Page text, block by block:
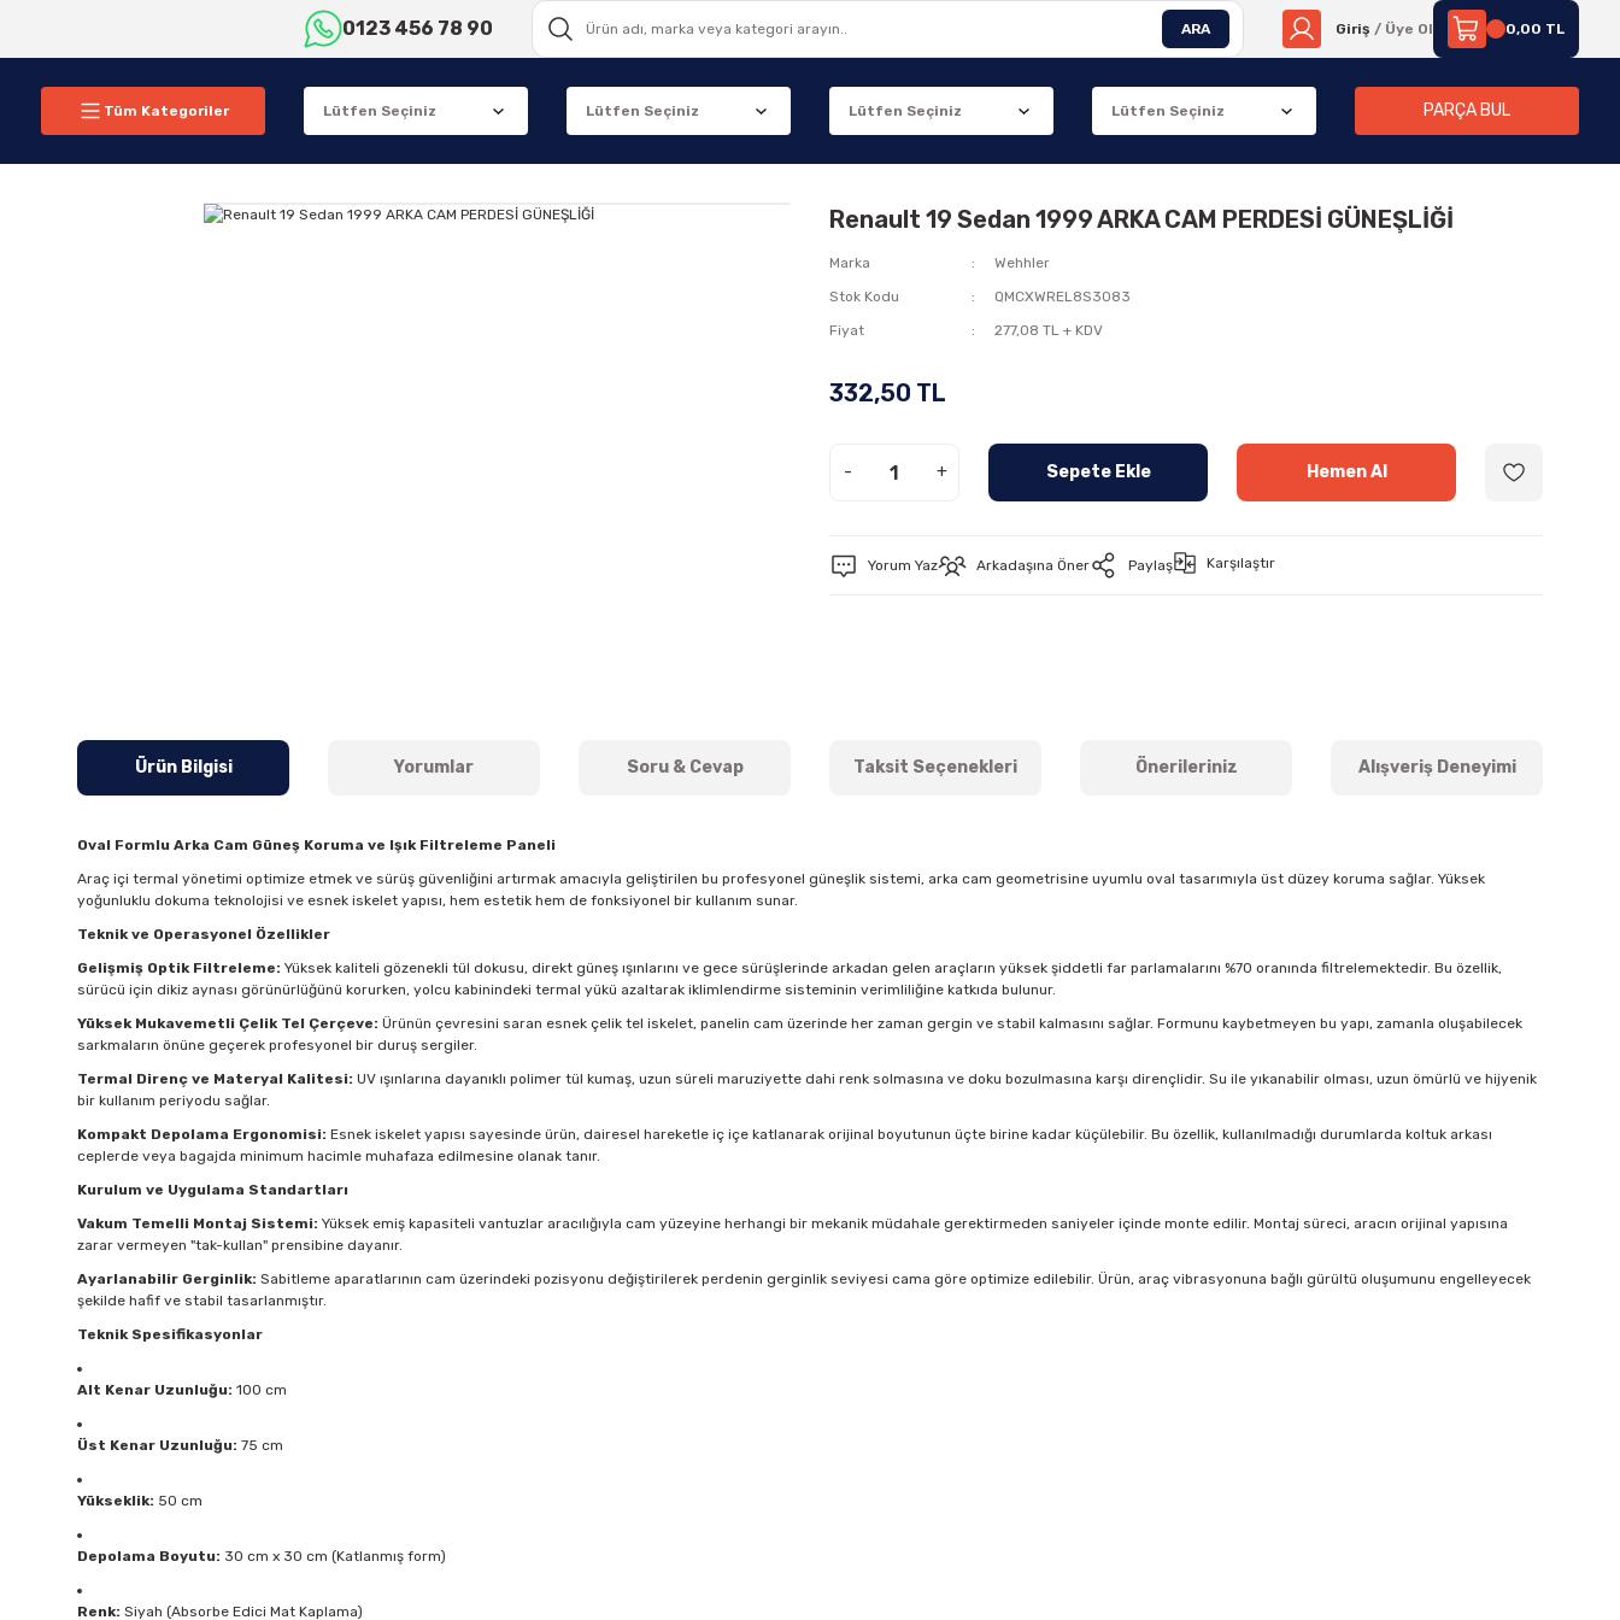
0123 456 78 90 ARA Giriş / Üye Ol 0,00 TL
Tüm Kategoriler PARÇA BUL
Renault 19 Sedan 1999 ARKA CAM PERDESİ GÜNEŞLİĞİ
Marka
Wehhler
Stok Kodu
QMCXWREL8S3083
Fiyat
277,08 TL + KDV
332,50 TL
- + Sepete Ekle Hemen Al
Yorum Yaz Arkadaşına Öner Paylaş Karşılaştır
Ürün Bilgisi Yorumlar Soru & Cevap Taksit Seçenekleri Önerileriniz Alışveriş Deneyimi
Oval Formlu Arka Cam Güneş Koruma ve Işık Filtreleme Paneli
Araç içi termal yönetimi optimize etmek ve sürüş güvenliğini artırmak amacıyla geliştirilen bu profesyonel güneşlik sistemi, arka cam geometrisine uyumlu oval tasarımıyla üst düzey koruma sağlar. Yüksek
yoğunluklu dokuma teknolojisi ve esnek iskelet yapısı, hem estetik hem de fonksiyonel bir kullanım sunar.
Teknik ve Operasyonel Özellikler
Gelişmiş Optik Filtreleme: Yüksek kaliteli gözenekli tül dokusu, direkt güneş ışınlarını ve gece sürüşlerinde arkadan gelen araçların yüksek şiddetli far parlamalarını %70 oranında filtrelemektedir. Bu özellik,
sürücü için dikiz aynası görünürlüğünü korurken, yolcu kabinindeki termal yükü azaltarak iklimlendirme sisteminin verimliliğine katkıda bulunur.
Yüksek Mukavemetli Çelik Tel Çerçeve: Ürünün çevresini saran esnek çelik tel iskelet, panelin cam üzerinde her zaman gergin ve stabil kalmasını sağlar. Formunu kaybetmeyen bu yapı, zamanla oluşabilecek
sarkmaların önüne geçerek profesyonel bir duruş sergiler.
Termal Direnç ve Materyal Kalitesi: UV ışınlarına dayanıklı polimer tül kumaş, uzun süreli maruziyette dahi renk solmasına ve doku bozulmasına karşı dirençlidir. Su ile yıkanabilir olması, uzun ömürlü ve hijyenik
bir kullanım periyodu sağlar.
Kompakt Depolama Ergonomisi: Esnek iskelet yapısı sayesinde ürün, dairesel hareketle iç içe katlanarak orijinal boyutunun üçte birine kadar küçülebilir. Bu özellik, kullanılmadığı durumlarda koltuk arkası
ceplerde veya bagajda minimum hacimle muhafaza edilmesine olanak tanır.
Kurulum ve Uygulama Standartları
Vakum Temelli Montaj Sistemi: Yüksek emiş kapasiteli vantuzlar aracılığıyla cam yüzeyine herhangi bir mekanik müdahale gerektirmeden saniyeler içinde monte edilir. Montaj süreci, aracın orijinal yapısına
zarar vermeyen "tak-kullan" prensibine dayanır.
Ayarlanabilir Gerginlik: Sabitleme aparatlarının cam üzerindeki pozisyonu değiştirilerek perdenin gerginlik seviyesi cama göre optimize edilebilir. Ürün, araç vibrasyonuna bağlı gürültü oluşumunu engelleyecek
şekilde hafif ve stabil tasarlanmıştır.
Teknik Spesifikasyonlar
Alt Kenar Uzunluğu: 100 cm
Üst Kenar Uzunluğu: 75 cm
Yükseklik: 50 cm
Depolama Boyutu: 30 cm x 30 cm (Katlanmış form)
Renk: Siyah (Absorbe Edici Mat Kaplama)